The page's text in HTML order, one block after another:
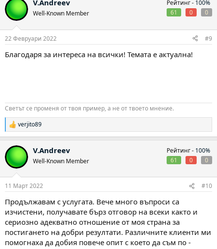
V.Andreev
Well-Known Member
Рейтинг - 100%
61
0 0
22 Февруари 2022 #9
Благодаря за интереса на всички! Темата е актуална!
Светът се променя от твоя пример, а не от твоето мнение.
Р
е
к
ц
и
verjito89
V.Andreev
Well-Known Member
Рейтинг - 100%
61
0 0
11 Март 2022 #10
Продължавам с услугата. Вече много въпроси са
изчистени, получавате бърз отговор на всеки както и
сериозно адекватно отношение от моя страна за
постигането на добри резултати. Различните клиенти ми
помогнаха да добия повече опит с което да съм по -